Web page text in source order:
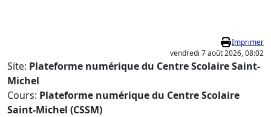
Imprimer
vendredi 7 août 2026, 08:02
Site: Plateforme numérique du Centre Scolaire Saint-
Michel
Cours: Plateforme numérique du Centre Scolaire
Saint-Michel (CSSM)